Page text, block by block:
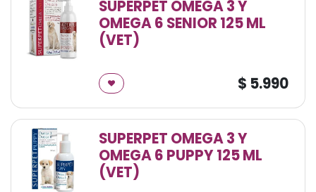
SUPERPET OMEGA 3 Y
OMEGA 6 SENIOR 125 ML
(VET)
$ 5.990
SUPERPET OMEGA 3 Y
OMEGA 6 PUPPY 125 ML
(VET)